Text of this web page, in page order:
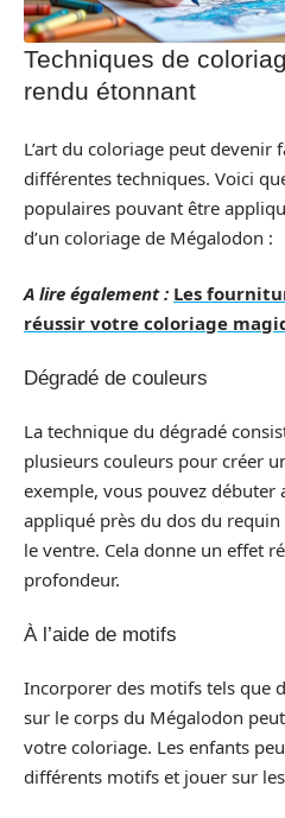
Techniques de
rendu étonnant
L’art du coloriage peut devenir
différentes techniques. Voici
populaires pouvant être
d’un coloriage de Mégalodon :
A lire également : Les
réussir votre coloriage
Dégradé de couleurs
La technique du dégradé
plusieurs couleurs pour créer
exemple, vous pouvez débuter
appliqué près du dos du
le ventre. Cela donne un effet
profondeur.
À l’aide de motifs
Incorporer des motifs tels que
sur le corps du Mégalodon
votre coloriage. Les enfants
différents motifs et jouer sur